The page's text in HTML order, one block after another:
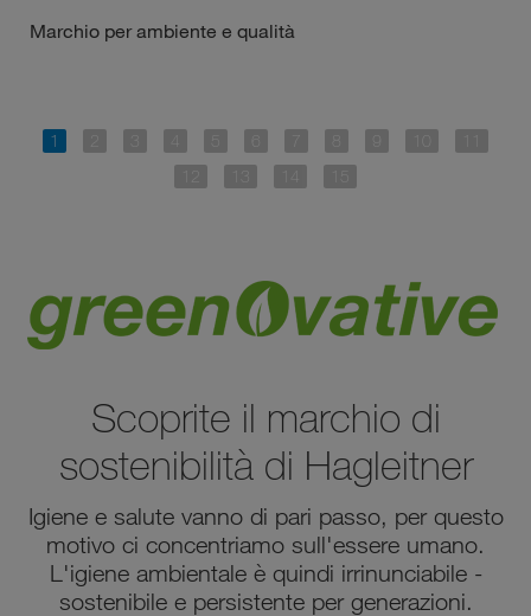
Marchio per ambiente e qualità
Scoprite il marchio di
sostenibilità di Hagleitner
Igiene e salute vanno di pari passo, per questo
motivo ci concentriamo sull'essere umano.
L'igiene ambientale è quindi irrinunciabile -
sostenibile e persistente per generazioni.